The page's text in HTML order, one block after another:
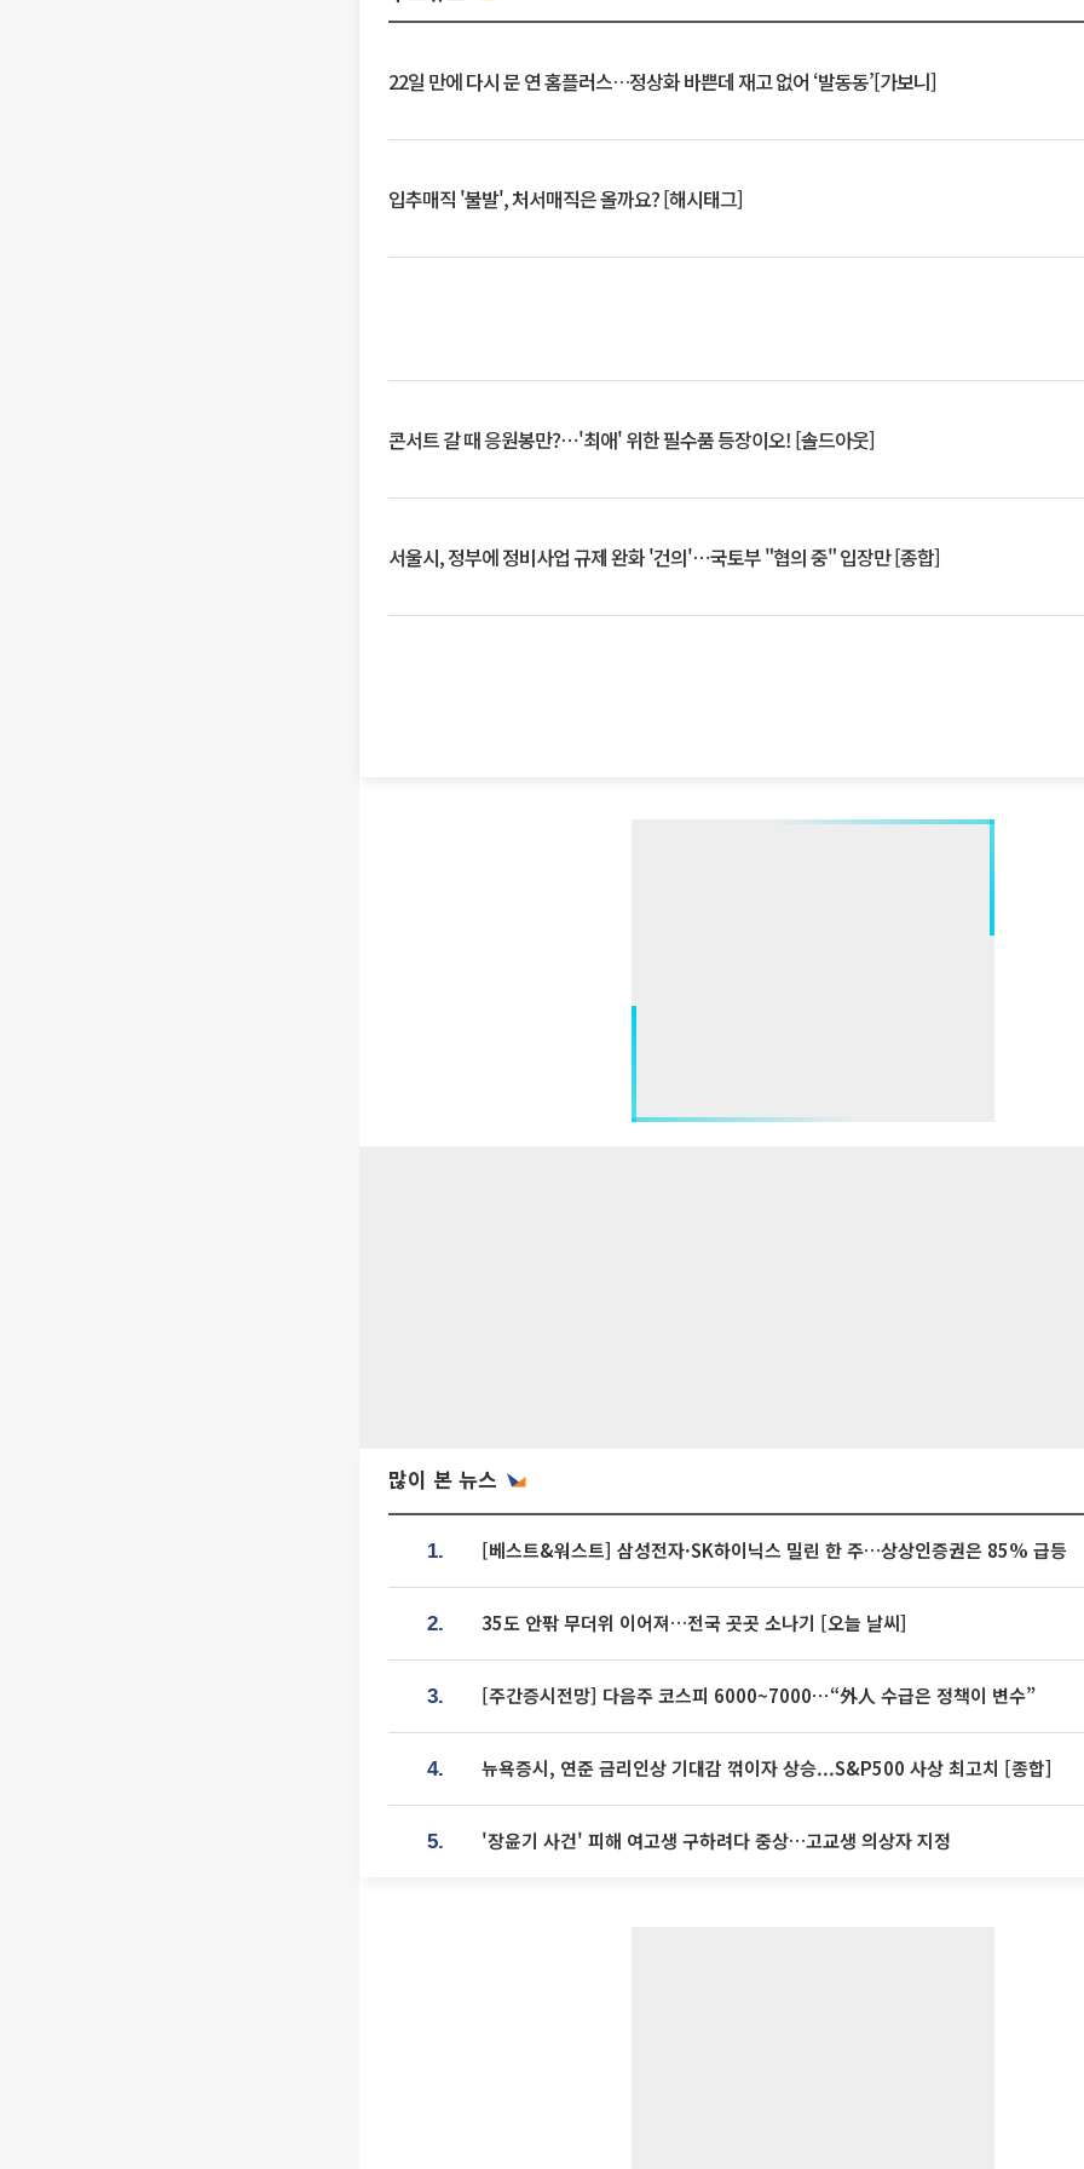
22일 만에 다시 문 연 홈플러스…정상화 바쁜데 재고 없어 ‘발동동’[가보니]
입추매직 '불발', 처서매직은 올까요? [해시태그]
콘서트 갈 때 응원봉만?⋯'최애' 위한 필수품 등장이오! [솔드아웃]
서울시, 정부에 정비사업 규제 완화 '건의'⋯국토부 "협의 중" 입장만 [종합]
많이 본 뉴스
1. [베스트&워스트] 삼성전자·SK하이닉스 밀린 한 주…상상인증권은 85% 급등
2. 35도 안팎 무더위 이어져…전국 곳곳 소나기 [오늘 날씨]
3. [주간증시전망] 다음주 코스피 6000~7000⋯“外人 수급은 정책이 변수”
4. 뉴욕증시, 연준 금리인상 기대감 꺾이자 상승...S&P500 사상 최고치 [종합]
5. '장윤기 사건' 피해 여고생 구하려다 중상…고교생 의상자 지정